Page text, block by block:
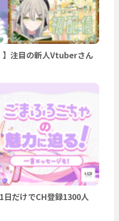
】注目の新人Vtuberさん
だけでCH登録1300人